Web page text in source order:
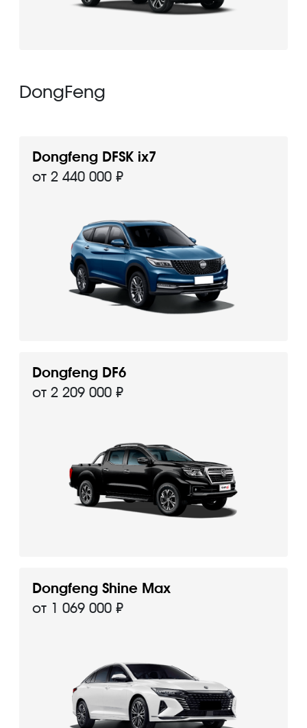
DongFeng
Dongfeng DFSK ix7
от 2 440 000 ₽
Dongfeng DF6
от 2 209 000 ₽
Dongfeng Shine Max
от 1 069 000 ₽